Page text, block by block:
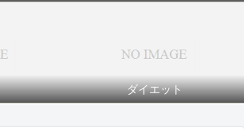
ダイエット